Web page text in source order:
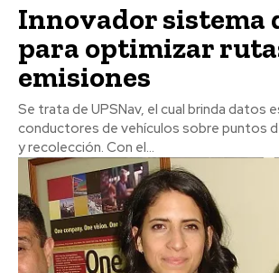
Innovador sistema
para optimizar
emisiones
Se trata de UPSNav, el cual brinda datos específicos a los
conductores de vehículos sobre puntos
y recolección. Con el...